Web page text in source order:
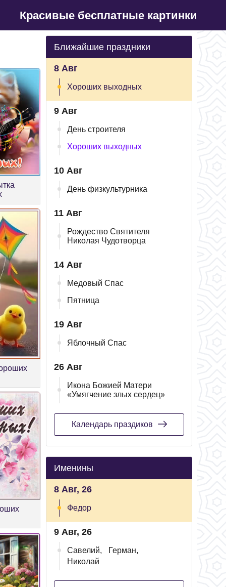
Красивые бесплатные картинки
Ближайшие праздники
8 Авг
Хороших выходных
9 Авг
День строителя
Хороших выходных
10 Авг
День физкультурника
11 Авг
Рождество Святителя
Николая Чудотворца
14 Авг
Медовый Спас
Пятница
19 Авг
Яблочный Спас
26 Авг
Икона Божией Матери
«Умягчение злых сердец»
Календарь праздиков
Именины
8 Авг, 26
Федор
9 Авг, 26
Савелий,
Герман,
Николай